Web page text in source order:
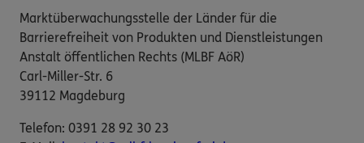
Marktüberwachungsstelle der Länder für die
Barrierefreiheit von Produkten und Dienstleistungen
Anstalt öffentlichen Rechts (MLBF AöR)
Carl-Miller-Str. 6
39112 Magdeburg
Telefon: 0391 28 92 30 23